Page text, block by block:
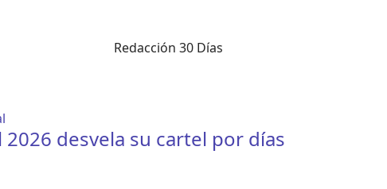
Redacción 30 Días
2026 desvela su cartel por días